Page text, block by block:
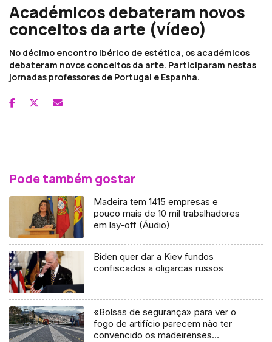
Académicos debateram novos
conceitos da arte (vídeo)
No décimo encontro ibérico de estética, os académicos
debateram novos conceitos da arte. Participaram nestas
jornadas professores de Portugal e Espanha.
Pode também gostar
Madeira tem 1415 empresas e
pouco mais de 10 mil trabalhadores
em lay-off (Áudio)
Biden quer dar a Kiev fundos
confiscados a oligarcas russos
«Bolsas de segurança» para ver o
fogo de artifício parecem não ter
convencido os madeirenses